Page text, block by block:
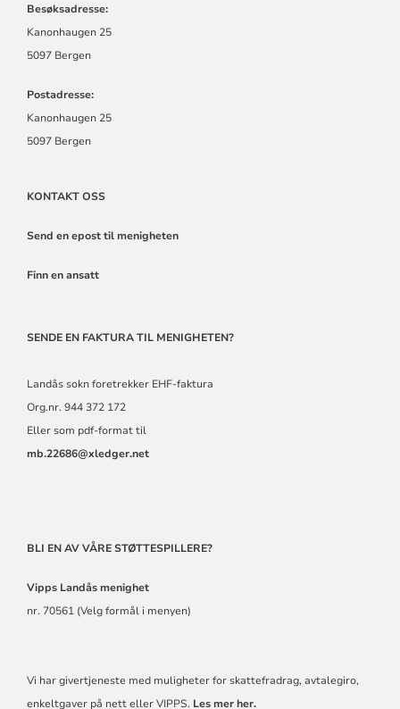
Besøksadresse:
Kanonhaugen 25
5097 Bergen
Postadresse:
Kanonhaugen 25
5097 Bergen
KONTAKT OSS
Send en epost til menigheten
Finn en ansatt
SENDE EN FAKTURA TIL MENIGHETEN?
Landås sokn foretrekker EHF-faktura
Org.nr. 944 372 172
Eller som pdf-format til
mb.22686@xledger.net
BLI EN AV VÅRE STØTTESPILLERE?
Vipps Landåsmenighet
nr. 70561 (Velg formål i menyen)
Vi har givertjeneste med muligheter for skattefradrag, avtalegiro,
enkeltgaver på nett eller VIPPS. Les mer her.